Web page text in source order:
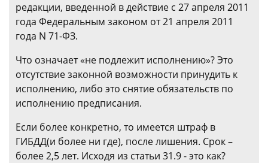
редакции, введенной в действие с 27 апреля 2011
года Федеральным законом от 21 апреля 2011
года N 71-ФЗ.
Что означает «не подлежит исполнению»? Это
отсутствие законной возможности принудить к
исполнению, либо это снятие обязательств по
исполнению предписания.
Если более конкретно, то имеется штраф в
ГИБДД(и более ни где), после лишения. Срок –
более 2,5 лет. Исходя из статьи 31.9 - это как?